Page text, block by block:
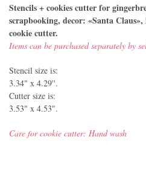
Stencils + cookies cutter for
scrapbooking, decor: «Santa
cookie cutter.
Items can be purchased separately by
Stencil size is:
3.34" x 4.29''.
Cutter size is:
3.53" x 4.53".
Care for cookie cutter: Hand wash